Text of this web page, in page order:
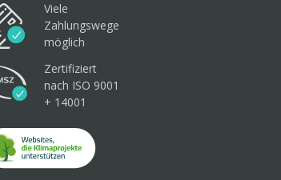
Viele
Zahlungswege
möglich
Zertifiziert
nach ISO 9001
+ 14001